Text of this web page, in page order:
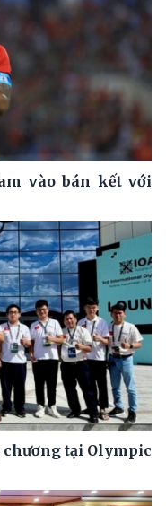
vào bán kết với
chương tại Olympic